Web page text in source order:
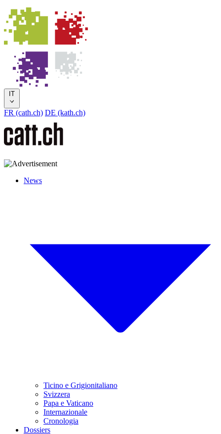
IT
FR (cath.ch) DE (kath.ch)
News
Ticino e Grigionitaliano
Svizzera
Papa e Vaticano
Internazionale
Cronologia
Dossiers